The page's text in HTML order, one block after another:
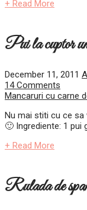
+ Read More
Pui la cuptor
December 11, 2011
14 Comments
Mancaruri cu carne
Nu mai stiti cu ce sa
🙂 Ingrediente: 1 pui
+ Read More
Rulada de